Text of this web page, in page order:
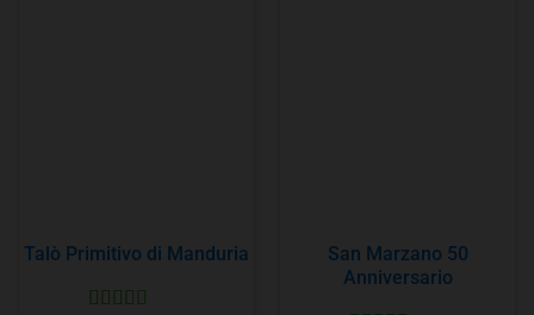
Talò Primitivo di Manduria
San Marzano 50
Anniversario